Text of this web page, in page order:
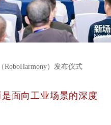
RoboHarmony）发布仪式
面向工业场景的深度